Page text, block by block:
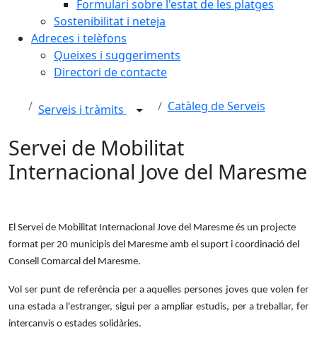
Formulari sobre l'estat de les platges
Sostenibilitat i neteja
Adreces i telèfons
Queixes i suggeriments
Directori de contacte
Serveis i tràmits Catàleg de Serveis
Servei de Mobilitat
Internacional Jove del Maresme
El Servei de Mobilitat Internacional Jove del Maresme és un projecte
format per 20 municipis del Maresme amb el suport i coordinació del
Consell Comarcal del Maresme.
Vol ser punt de referència per a aquelles persones joves que volen fer
una estada a l'estranger, sigui per a ampliar estudis, per a treballar, fer
intercanvis o estades solidàries.